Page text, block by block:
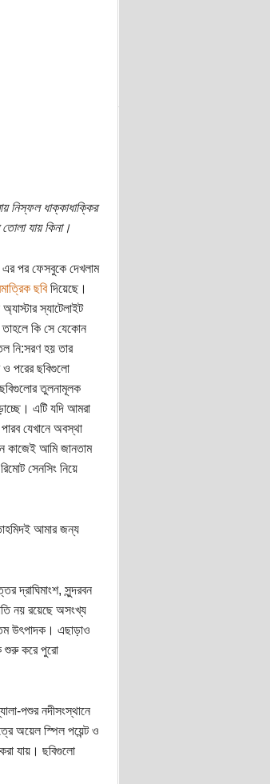
নিস্ফল ধাক্কাধাক্কির
তোলা যায় কিনা।
এর পর ফেসবুকে দেখলাম
ছবিদিয়েছে।
স্যাটেলাইট
তাহলে কি সে যেকোন
নি:সরণ হয় তার
পরের ছবিগুলো
তুলনামূলক
এটি যদি আমরা
যেখানে অবস্থা
কাজেই আমি জানতাম
সেনসিং নিয়ে
আমার জন্য
দ্রাঘিমাংশ, সুন্দরবন
নয় রয়েছে অসংখ্য
উৎপাদক। এছাড়াও
শুরু করে পুরো
পশুর নদীসংস্থানে
অয়েল স্পিল পয়েন্ট ও
যায়। ছবিগুলো